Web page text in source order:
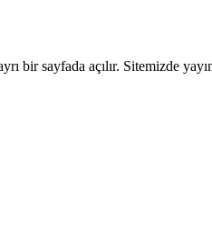
bir sayfada açılır. Sitemizde